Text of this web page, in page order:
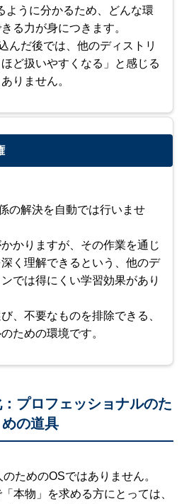
ように分かるため、どんな環
る力が身につきます。
んだ後では、他のディストリ
ど扱いやすくなる」と感じる
りません。
の解決を自動では行いませ
かりますが、その作業を通じ
く理解できるという、他のデ
では得にくい学習効果があり
、不要なものを排除できる、
ための環境です。
プロフェッショナルのた
めの道具
ためのOSではありません。
本物」を求める方にとっては、